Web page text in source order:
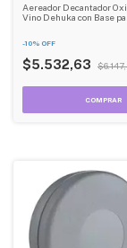
Aereador Decantador
Vino Dehuka con Base
-10% OFF
$5.532,63